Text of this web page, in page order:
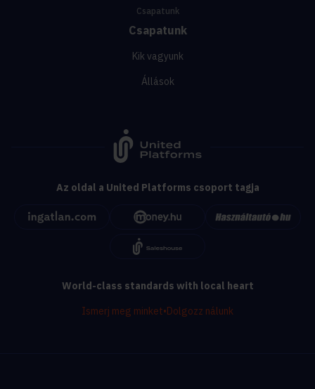
Csapatunk
Csapatunk
Kik vagyunk
Állások
Az oldal a United Platforms csoport tagja
World-class standards with local heart
Ismerj meg minket•Dolgozz nálunk